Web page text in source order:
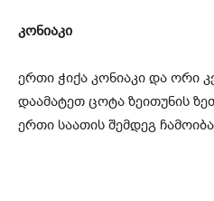
კონიაკი
ერთი ჭიქა კონიაკი და ორი
დაამატეთ ცოტა ზეითუნის
ერთი საათის შემდეგ